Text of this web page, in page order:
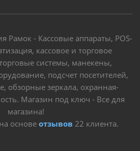
Рамок - Кассовые аппараты, POS-
кассовое и торговое
системы, манекены,
подсчет посетителей,
обзорные зеркала, охранная-
Магазин под ключ - Все для
магазина!
на основе отзывов 22 клиента.